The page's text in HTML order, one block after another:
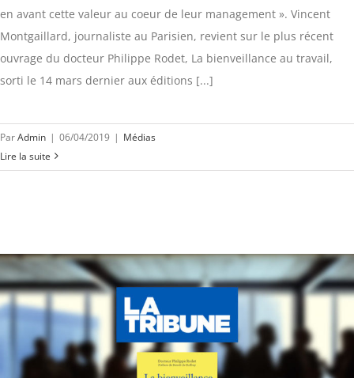
en avant cette valeur au coeur de leur management ». Vincent
Montgaillard, journaliste au Parisien, revient sur le plus récent
ouvrage du docteur Philippe Rodet, La bienveillance au travail,
sorti le 14 mars dernier aux éditions [...]
ParAdmin | 06/04/2019 | Médias
Lire la suite